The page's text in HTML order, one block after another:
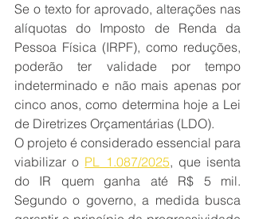
Se o texto for aprovado, alterações nas
alíquotas do Imposto de Renda da
Pessoa Física (IRPF), como reduções,
poderão ter validade por tempo
indeterminado e não mais apenas por
cinco anos, como determina hoje a Lei
de Diretrizes Orçamentárias (LDO).
O projeto é considerado essencial para
viabilizar o PL 1.087/2025, que isenta
do IR quem ganha até R$ 5 mil.
Segundo o governo, a medida busca